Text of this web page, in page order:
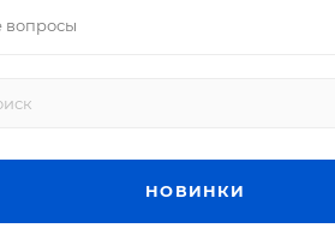
вопросы
НОВИНКИ